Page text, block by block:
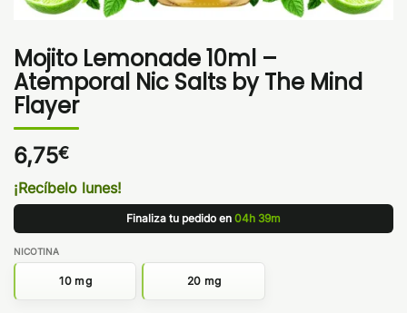
Mojito Lemonade 10ml –
Atemporal Nic Salts by The Mind
Flayer
6,75€
¡Recíbelo lunes!
Finaliza tu pedido en 04h 39m
NICOTINA
10 mg 20 mg